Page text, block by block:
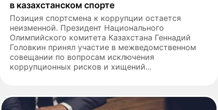
в казахстанском спорте
Позиция спортсмена к коррупции остается
неизменной. Президент Национального
Олимпийского комитета Казахстана Геннадий
Головкин принял участие в межведомственном
совещании по вопросам исключения
коррупционных рисков и хищений...